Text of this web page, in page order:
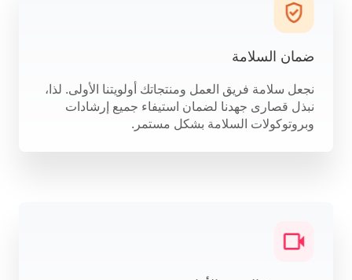
ضمان السلامة
نجعل سلامة فريق العمل ومنتجاتك أولويتنا الأولى. لذا،
نبذل قصارى جهدنا لضمان استيفاء جميع إرشادات
وبروتوكولات السلامة بشكل مستمر.